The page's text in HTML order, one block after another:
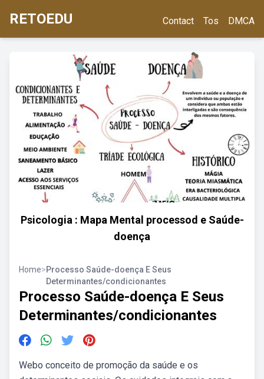
RETOEDU Contact Tos DMCA
Psicologia : Mapa Mental processod e Saúde-
doença
Home>Processo Saúde-doença E Seus
Determinantes/condicionantes
Processo Saúde-doença E Seus
Determinantes/condicionantes
Webo conceito de promoção da saúde e os